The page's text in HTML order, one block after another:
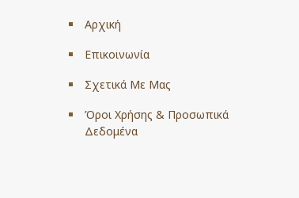
page
Αρχική
Επικοινωνία
Σχετικά Με Μας
Όροι Χρήσης & Προσωπικά
Δεδομένα